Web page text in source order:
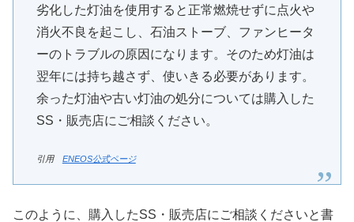
劣化した灯油を使用すると正常燃焼せずに点火や
消火不良を起こし、石油ストーブ、ファンヒータ
ーのトラブルの原因になります。そのため灯油は
翌年には持ち越さず、使いきる必要があります。
余った灯油や古い灯油の処分については購入した
SS・販売店にご相談ください。
引用 ENEOS公式ページ
このように、購入したSS・販売店にご相談くださいと書